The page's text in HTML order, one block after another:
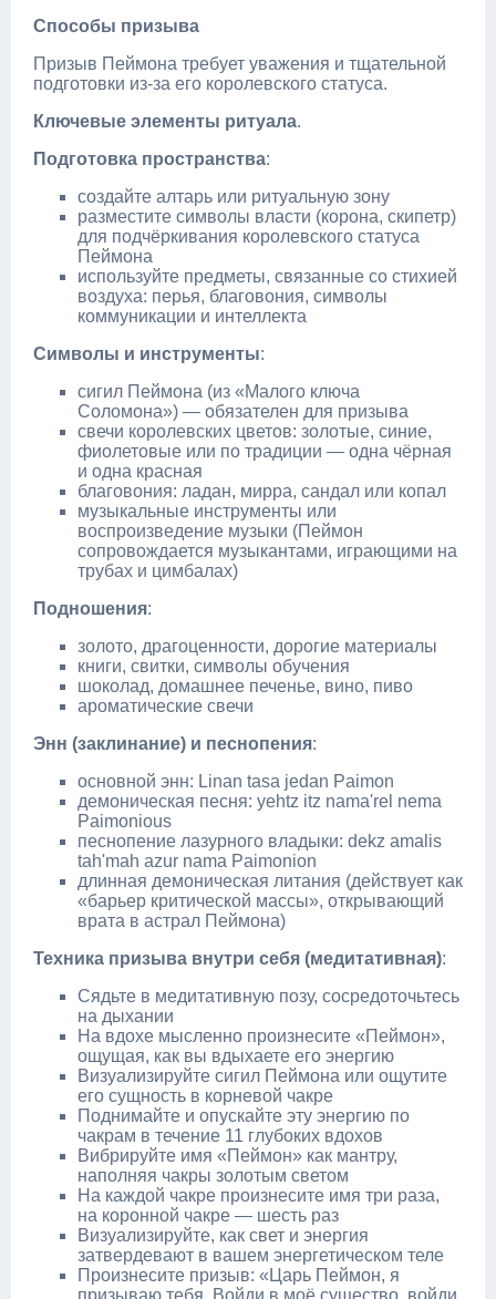
Способы призыва
Призыв Пеймона требует уважения и тщательной
подготовки из‑за его королевского статуса.
Ключевые элементы ритуала.
Подготовка пространства:
создайте алтарь или ритуальную зону
разместите символы власти (корона, скипетр)
для подчёркивания королевского статуса
Пеймона
используйте предметы, связанные со стихией
воздуха: перья, благовония, символы
коммуникации и интеллекта
Символы и инструменты:
сигил Пеймона (из «Малого ключа
Соломона») — обязателен для призыва
свечи королевских цветов: золотые, синие,
фиолетовые или по традиции — одна чёрная
и одна красная
благовония: ладан, мирра, сандал или копал
музыкальные инструменты или
воспроизведение музыки (Пеймон
сопровождается музыкантами, играющими на
трубах и цимбалах)
Подношения:
золото, драгоценности, дорогие материалы
книги, свитки, символы обучения
шоколад, домашнее печенье, вино, пиво
ароматические свечи
Энн (заклинание) и песнопения:
основной энн: Linan tasa jedan Paimon
демоническая песня: yehtz itz nama'rel nema
Paimonious
песнопение лазурного владыки: dekz amalis
tah'mah azur nama Paimonion
длинная демоническая литания (действует как
«барьер критической массы», открывающий
врата в астрал Пеймона)
Техника призыва внутри себя (медитативная):
Сядьте в медитативную позу, сосредоточьтесь
на дыхании
На вдохе мысленно произнесите «Пеймон»,
ощущая, как вы вдыхаете его энергию
Визуализируйте сигил Пеймона или ощутите
его сущность в корневой чакре
Поднимайте и опускайте эту энергию по
чакрам в течение 11 глубоких вдохов
Вибрируйте имя «Пеймон» как мантру,
наполняя чакры золотым светом
На каждой чакре произнесите имя три раза,
на коронной чакре — шесть раз
Визуализируйте, как свет и энергия
затвердевают в вашем энергетическом теле
Произнесите призыв: «Царь Пеймон, я
призываю тебя. Войди в моё существо, войди